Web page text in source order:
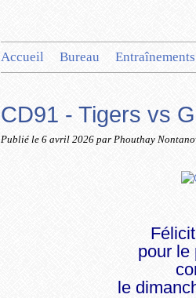
Accueil Bureau Entraînements
CD91 - Tigers vs
Publié le 6 avril 2026 par Phouthay
pour le
le